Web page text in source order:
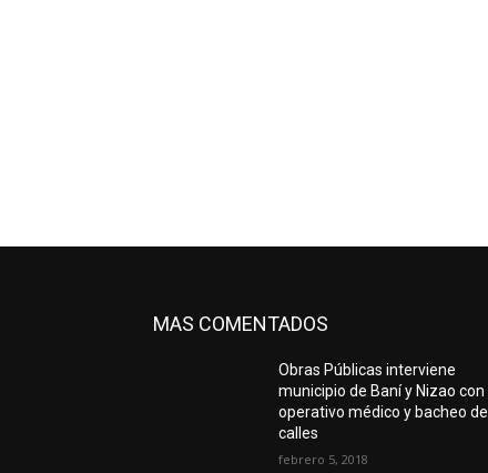
MAS COMENTADOS
Obras Públicas interviene
municipio de Baní y Nizao con
operativo médico y bacheo de
calles
febrero 5, 2018